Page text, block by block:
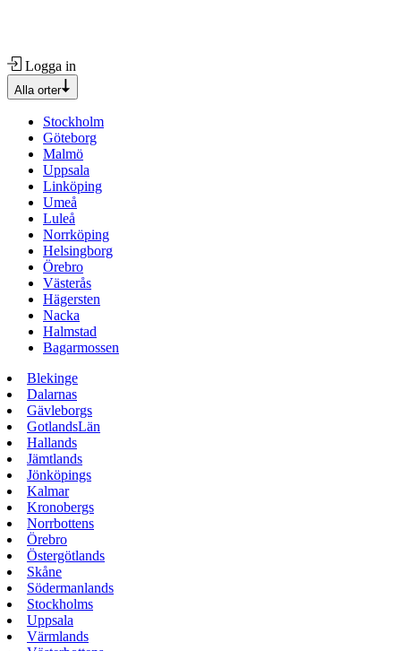
Logga in
Alla orter
Stockholm
Göteborg
Malmö
Uppsala
Linköping
Umeå
Luleå
Norrköping
Helsingborg
Örebro
Västerås
Hägersten
Nacka
Halmstad
Bagarmossen
Blekinge
Dalarnas
Gävleborgs
GotlandsLän
Hallands
Jämtlands
Jönköpings
Kalmar
Kronobergs
Norrbottens
Örebro
Östergötlands
Skåne
Södermanlands
Stockholms
Uppsala
Värmlands